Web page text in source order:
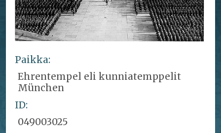
Paikka:
Ehrentempel eli kunniatemppelit
München
ID:
049003025